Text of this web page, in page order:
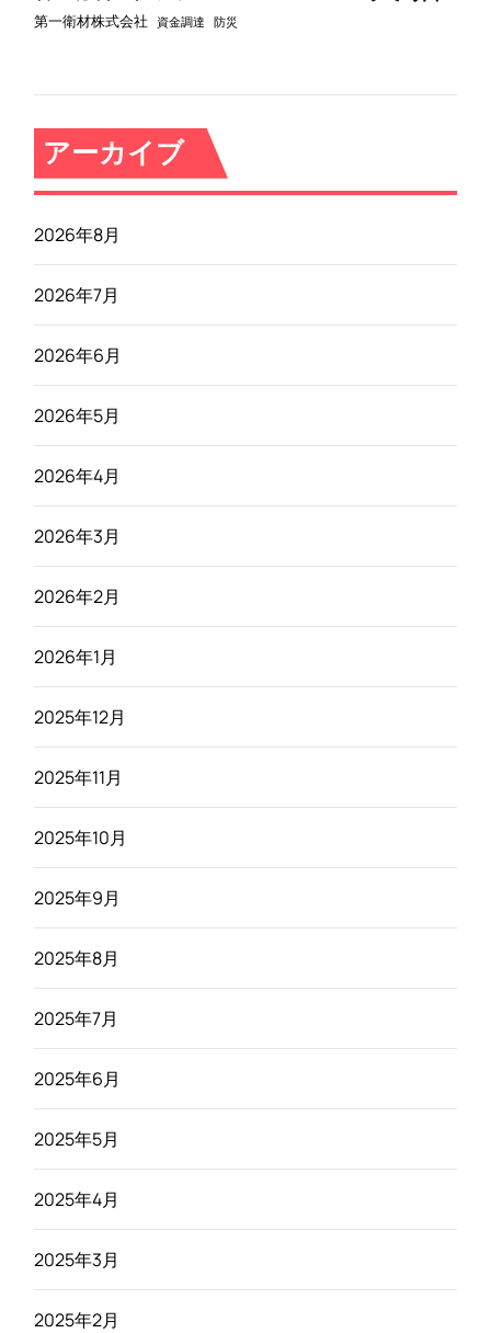
第一衛材株式会社 資金調達 防災
アーカイブ
2026年8月
2026年7月
2026年6月
2026年5月
2026年4月
2026年3月
2026年2月
2026年1月
2025年12月
2025年11月
2025年10月
2025年9月
2025年8月
2025年7月
2025年6月
2025年5月
2025年4月
2025年3月
2025年2月